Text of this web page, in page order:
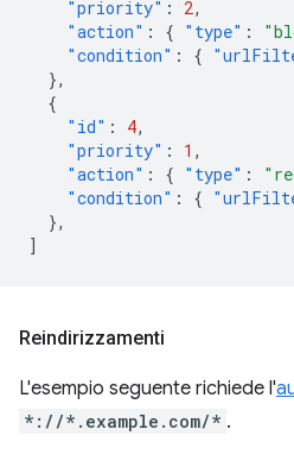
"priority" : 2,
"action" : { "type" :
"condition" : {
},
{
"id" : 4,
"priority" : 1 ,
"action" : { "type" :
"condition" : {
},
]
Reindirizzamenti
L'esempio seguente richiede l'
*://*.example.com/* .